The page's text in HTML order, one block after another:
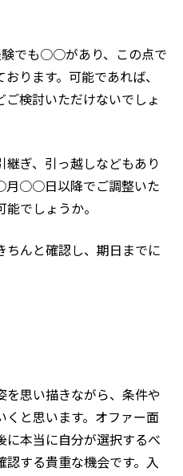
験でも○○があり、この点で
ります。可能であれば、
検討いただけないでしょ
継ぎ、引っ越しなどもあり
月○○日以降でご調整いた
でしょうか。
ちんと確認し、期日までに
思い描きながら、条件や
と思います。オファー面
に本当に自分が選択するべ
する貴重な機会です。入